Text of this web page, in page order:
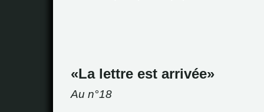
La lettre est arrivée
Au n°18